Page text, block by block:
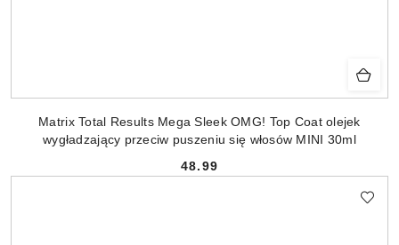
Matrix Total Results Mega Sleek OMG! Top Coat olejek
wygładzający przeciw puszeniu się włosów MINI 30ml
Cena:
48.99